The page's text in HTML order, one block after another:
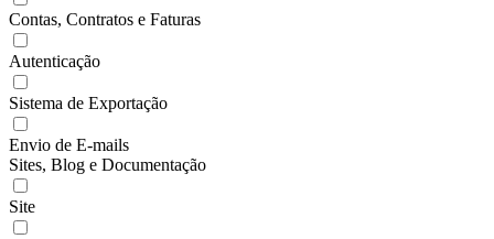
Contas, Contratos e Faturas
Autenticação
Sistema de Exportação
Envio de E-mails
Sites, Blog e Documentação
Site